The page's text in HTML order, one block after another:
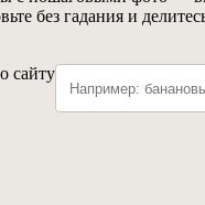
без гадания и
сайту